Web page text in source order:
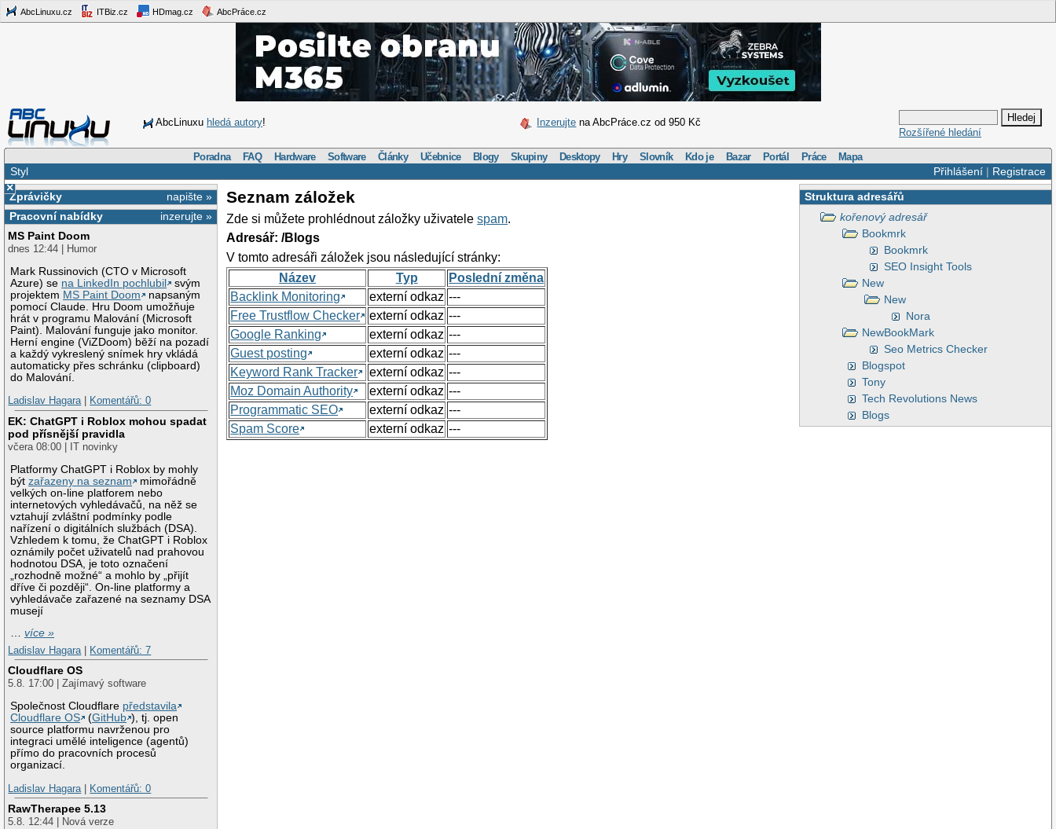
AbcLinuxu.cz ITBiz.cz HDmag.cz AbcPráce.cz
AbcLinuxu hledá autory! Inzerujte na AbcPráce.cz od 950 Kč
Rozšířené hledání
Poradna FAQ Hardware Software Články Učebnice Blogy Skupiny Desktopy Hry Slovník Kdo je Bazar Portál Práce Mapa
Přihlášení| Registrace
Styl
×
napište »
Zprávičky
inzerujte »
Pracovní nabídky
MS Paint Doom
dnes 12:44 | Humor
Mark Russinovich (CTO v Microsoft
Azure) se na LinkedIn pochlubil
svým
projektem MS Paint Doom
napsaným
pomocí Claude. Hru Doom umožňuje
hrát v programu Malování (Microsoft
Paint). Malování funguje jako monitor.
Herní engine (ViZDoom) běží na pozadí
a každý vykreslený snímek hry vkládá
automaticky přes schránku (clipboard)
do Malování.
Ladislav Hagara| Komentářů: 0
EK: ChatGPT i Roblox mohou spadat
pod přísnější pravidla
včera 08:00 | IT novinky
Platformy ChatGPT i Roblox by mohly
býtzařazeny na seznam
mimořádně
velkých on-line platforem nebo
internetových vyhledávačů, na něž se
vztahují zvláštní podmínky podle
nařízení o digitálních službách (DSA).
Vzhledem k tomu, že ChatGPT i Roblox
oznámily počet uživatelů nad prahovou
hodnotou DSA, je toto označení
„rozhodně možné“ a mohlo by „přijít
dříve či později“. On-line platformy a
vyhledávače zařazené na seznamy DSA
musejí
…více »
Ladislav Hagara
Komentářů: 7
Cloudflare OS
5.8. 17:00 | Zajímavý software
Společnost Cloudflare představila
Cloudflare OS
(GitHub ), tj. open
source platformu navrženou pro
integraci umělé inteligence (agentů)
přímo do pracovních procesů
organizací.
Ladislav Hagara
Komentářů: 0
RawTherapee 5.13
5.8. 12:44 | Nová verze
Struktura adresářů
kořenový adresář
Bookmrk
Bookmrk
SEO Insight Tools
New
New
Nora
NewBookMark
Seo Metrics Checker
Blogspot
Tony
Tech Revolutions News
Blogs
Seznam záložek
Zde si můžete prohlédnout záložky uživatelespam.
Adresář: /Blogs
V tomto adresáři záložek jsou následující stránky:
Název
Typ
Poslední změna
Backlink Monitoring
externí odkaz ---
Free Trustflow Checker
externí odkaz ---
Google Ranking
externí odkaz ---
Guest posting
externí odkaz ---
Keyword Rank Tracker
externí odkaz ---
Moz Domain Authority
externí odkaz ---
Programmatic SEO
externí odkaz ---
Spam Score
externí odkaz ---